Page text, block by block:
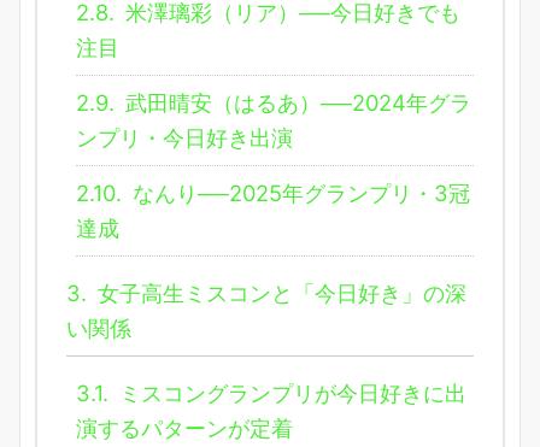
2.8. 米澤璃彩（リア）──今日好きでも
注目
2.9. 武田晴安（はるあ）──2024年グラ
ンプリ・今日好き出演
2.10. なんり──2025年グランプリ・3冠
達成
3. 女子高生ミスコンと「今日好き」の深
い関係
3.1.
ミスコングランプリが今日好きに出
演するパターンが定着